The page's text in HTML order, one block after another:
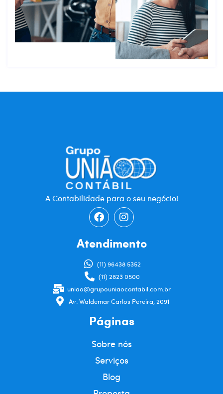
A Contabilidade para o seu negócio!
Atendimento
(11) 96438 5352
(11) 2823 0500
uniao@grupouniaocontabil.com.br
Av. Waldemar Carlos Pereira, 2091
Páginas
Sobre nós
Serviços
Blog